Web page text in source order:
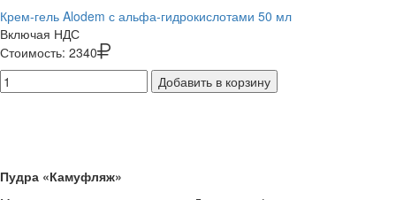
Крем-гель Alodem с альфа-гидрокислотами 50 мл
Включая НДС
Стоимость: 2340
Добавить в корзину
Пудра «Камуфляж»